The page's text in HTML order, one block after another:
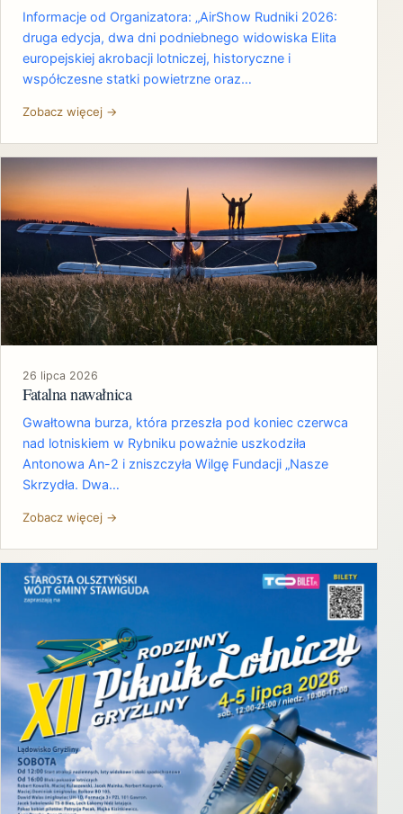
Informacje od Organizatora: „AirShow Rudniki 2026:
druga edycja, dwa dni podniebnego widowiska Elita
europejskiej akrobacji lotniczej, historyczne i
współczesne statki powietrzne oraz…
Zobacz więcej →
26 lipca 2026
Fatalna nawałnica
Gwałtowna burza, która przeszła pod koniec czerwca
nad lotniskiem w Rybniku poważnie uszkodziła
Antonowa An-2 i zniszczyła Wilgę Fundacji „Nasze
Skrzydła. Dwa…
Zobacz więcej →